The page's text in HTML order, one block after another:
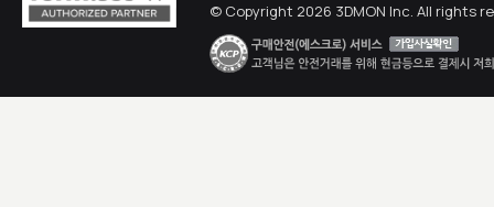
© Copyright 2026 3DMON Inc. All rights